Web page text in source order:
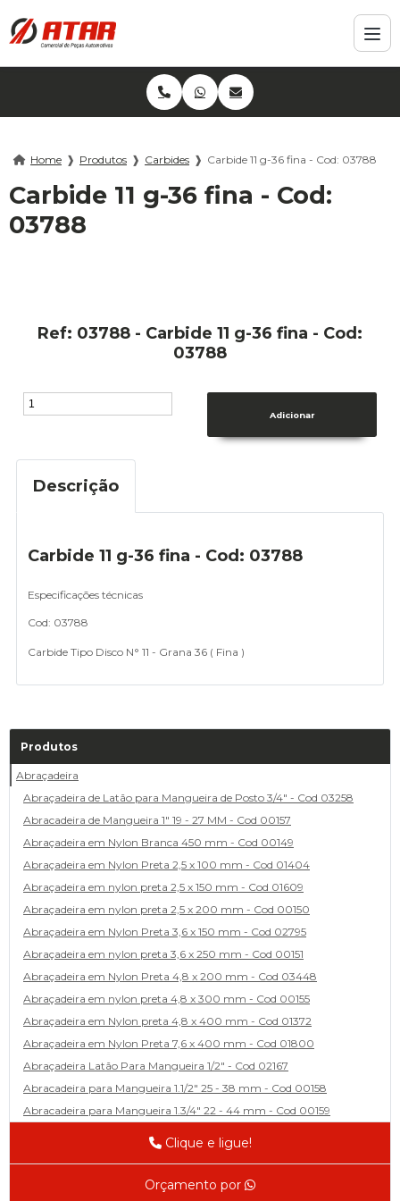
Home ❱ Produtos ❱ Carbides ❱ Carbide 11 g-36 fina - Cod: 03788
Carbide 11 g-36 fina - Cod:
03788
Ref: 03788 - Carbide 11 g-36 fina - Cod:
03788
Descrição
Carbide 11 g-36 fina - Cod: 03788
Especificações técnicas
Cod: 03788
Carbide Tipo Disco N° 11 - Grana 36 ( Fina )
Produtos
Abraçadeira
Abraçadeira de Latão para Mangueira de Posto 3/4" - Cod 03258
Abracadeira de Mangueira 1" 19 - 27 MM - Cod 00157
Abraçadeira em Nylon Branca 450 mm - Cod 00149
Abraçadeira em Nylon Preta 2,5 x 100 mm - Cod 01404
Abraçadeira em nylon preta 2,5 x 150 mm - Cod 01609
Abraçadeira em nylon preta 2,5 x 200 mm - Cod 00150
Abraçadeira em Nylon Preta 3,6 x 150 mm - Cod 02795
Abraçadeira em nylon preta 3,6 x 250 mm - Cod 00151
Abraçadeira em Nylon Preta 4,8 x 200 mm - Cod 03448
Abraçadeira em nylon preta 4,8 x 300 mm - Cod 00155
Abraçadeira em Nylon preta 4,8 x 400 mm - Cod 01372
Abraçadeira em Nylon Preta 7,6 x 400 mm - Cod 01800
Abraçadeira Latão Para Mangueira 1/2" - Cod 02167
Abracadeira para Mangueira 1.1/2" 25 - 38 mm - Cod 00158
Abracadeira para Mangueira 1.3/4" 22 - 44 mm - Cod 00159
Abracadeira para Mangueira 1/2' 14 - 22 - Cod 02585
Abracadeira para Mangueira 2" 44 - 57 - Cod 02471
Clique e ligue!
Orçamento por